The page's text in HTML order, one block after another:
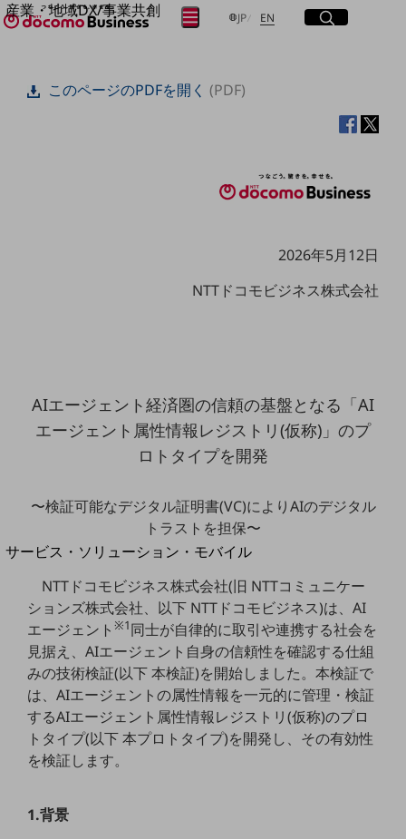
産業・地域DX/事業共創
OPEN HUB for Plural Futures
OPEN HUB for Plural Futuresとは
地域社会を支える皆さまと地域課題の解決や
地域経済のさらなる活性化に取り組みます
自治体・地域社会との共創
LGPF(Local Government Platform)
別ウィンドウで開きます
サービス・ソリューション・モバイル
DXに関する課題を解決する
サービス・ソリューションをご紹介
カテゴリーで探す
カテゴリーで探すTOP
ネットワーク・モバイル
クラウド・データセンター
電話・映像コミュニケーション
JP日本語
EN Englishサイト内検索
開く
メニュー
開く
フリーワードを入力して探す
フリーワードでNTTドコモビジネスの
検索する
このページのPDFを開く(PDF)
2026年5月12日
NTTドコモビジネス株式会社
AIエージェント経済圏の信頼の基盤となる「AI
エージェント属性情報レジストリ(仮称)」のプ
ロトタイプを開発
〜検証可能なデジタル証明書(VC)によりAIのデジタル
トラストを担保〜
NTTドコモビジネス株式会社(旧 NTTコミュニケー
ションズ株式会社、以下 NTTドコモビジネス)は、AI
エージェント※1同士が自律的に取引や連携する社会を
見据え、AIエージェント自身の信頼性を確認する仕組
みの技術検証(以下 本検証)を開始しました。本検証で
は、AIエージェントの属性情報を一元的に管理・検証
するAIエージェント属性情報レジストリ(仮称)のプロ
トタイプ(以下 本プロトタイプ)を開発し、その有効性
を検証します。
1.背景